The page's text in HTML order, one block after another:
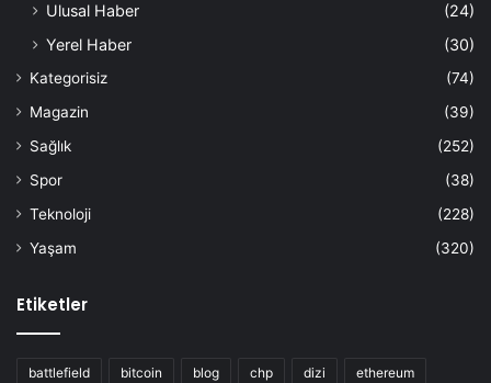
Ulusal Haber
(24)
Yerel Haber
(30)
Kategorisiz
(74)
Magazin
(39)
Sağlık
(252)
Spor
(38)
Teknoloji
(228)
Yaşam
(320)
Etiketler
battlefield bitcoin blog chp dizi ethereum